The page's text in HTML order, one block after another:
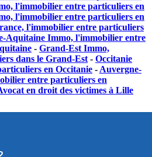
l'immobilier entre particuliers en
l'immobilier entre particuliers en
l'immobilier entre particuliers
Aquitaine Immo, l'immobilier entre
- Grand-Est Immo,
dans le Grand-Est - Occitanie
en Occitanie - Auvergne-
entre particuliers en
en droit des victimes à Lille